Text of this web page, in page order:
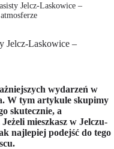
Jelcz-Laskowice –
Jelcz-Laskowice –
wydarzeń w
W tym artykule skupimy
skutecznie, a
mieszkasz w Jelczu-
najlepiej podejść do tego